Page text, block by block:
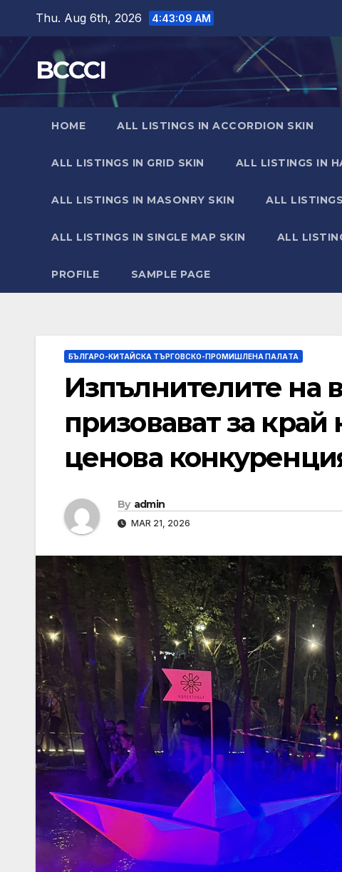
content
Thu. Aug 6th, 2026 4:43:10 AM
BCCCI
HOME ALL LISTINGS IN ACCORDION SKIN
ALL LISTINGS IN GRID SKIN ALL LISTINGS IN
ALL LISTINGS IN MASONRY SKIN ALL
ALL LISTINGS IN SINGLE MAP SKIN ALL
PROFILE SAMPLE PAGE
БЪЛГАРО-КИТАЙСКА ТЪРГОВСКО-ПРОМИШЛЕНА ПАЛAТА
Изпълнителите на
призовават за край
ценова
By admin
MAR 21, 2026